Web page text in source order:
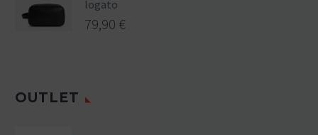
logato
79,90 €
OUTLET